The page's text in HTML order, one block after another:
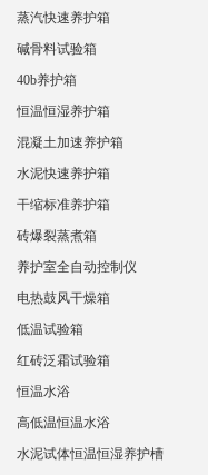
蒸汽快速养护箱
碱骨料试验箱
40b养护箱
恒温恒湿养护箱
混凝土加速养护箱
水泥快速养护箱
干缩标准养护箱
砖爆裂蒸煮箱
养护室全自动控制仪
电热鼓风干燥箱
低温试验箱
红砖泛霜试验箱
恒温水浴
高低温恒温水浴
水泥试体恒温恒湿养护槽